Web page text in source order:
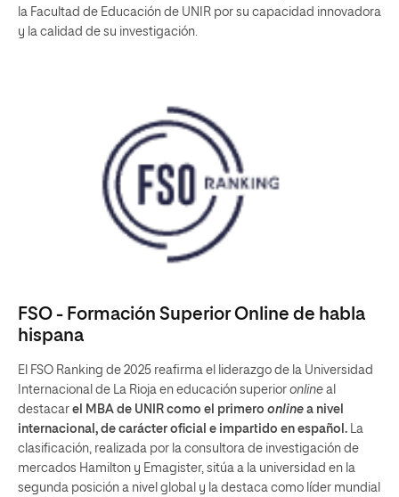
la Facultad de Educación de UNIR por su capacidad innovadora
y la calidad de su investigación.
FSO - Formación Superior Online de habla
hispana
El FSO Ranking de 2025 reafirma el liderazgo de la Universidad
Internacional de La Rioja en educación superior online al
destacar el MBA de UNIR como el primero online a nivel
internacional, de carácter oficial e impartido en español.
La
clasificación, realizada por la consultora de investigación de
mercados Hamilton y Emagister, sitúa a la universidad en la
segunda posición a nivel global y la destaca como líder mundial